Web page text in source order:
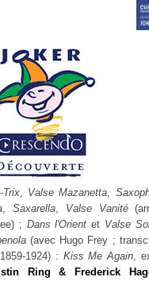
Trix, Valse Mazanetta,
,Saxarella, Valse Vanité
; Dans l'Orient et Valse
(avec Hugo Frey ;
1924) : Kiss Me Again,
Ring & Frederick